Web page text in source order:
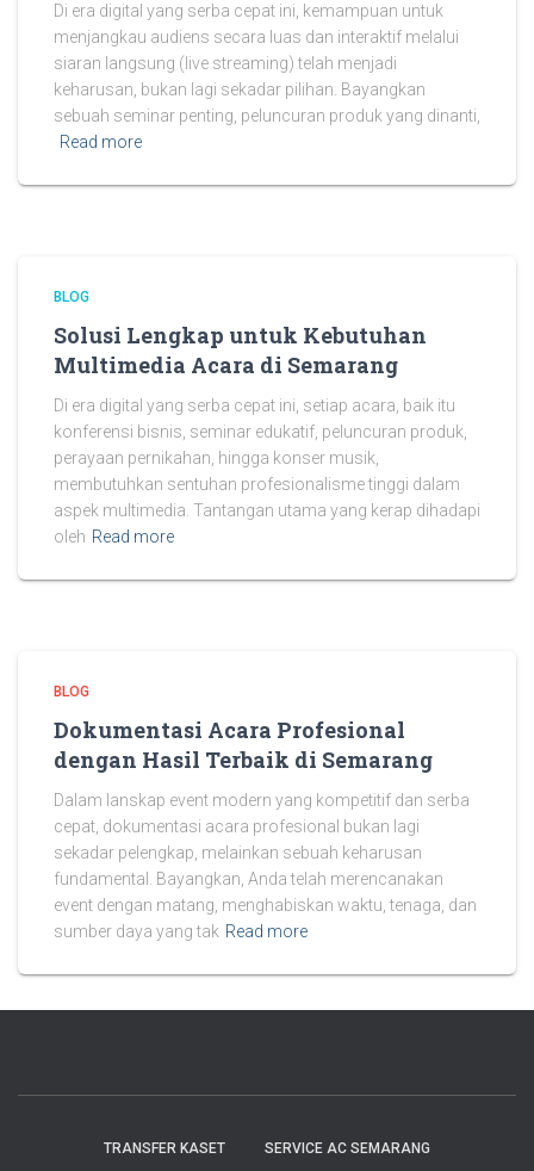
Di era digital yang serba cepat ini, kemampuan untuk
menjangkau audiens secara luas dan interaktif melalui
siaran langsung (live streaming) telah menjadi
keharusan, bukan lagi sekadar pilihan. Bayangkan
sebuah seminar penting, peluncuran produk yang dinanti,
Read more
BLOG
Solusi Lengkap untuk Kebutuhan
Multimedia Acara di Semarang
Di era digital yang serba cepat ini, setiap acara, baik itu
konferensi bisnis, seminar edukatif, peluncuran produk,
perayaan pernikahan, hingga konser musik,
membutuhkan sentuhan profesionalisme tinggi dalam
aspek multimedia. Tantangan utama yang kerap dihadapi
oleh Read more
BLOG
Dokumentasi Acara Profesional
dengan Hasil Terbaik di Semarang
Dalam lanskap event modern yang kompetitif dan serba
cepat, dokumentasi acara profesional bukan lagi
sekadar pelengkap, melainkan sebuah keharusan
fundamental. Bayangkan, Anda telah merencanakan
event dengan matang, menghabiskan waktu, tenaga, dan
sumber daya yang tak Read more
TRANSFER KASET SERVICE AC SEMARANG